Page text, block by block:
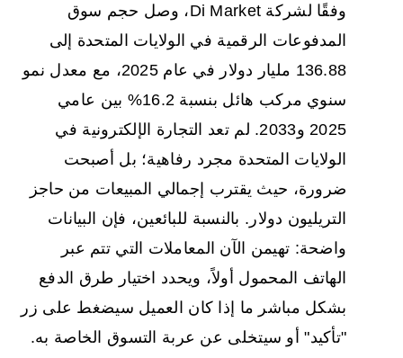
وفقًا لشركة Di Market، وصل حجم سوق
المدفوعات الرقمية في الولايات المتحدة إلى
136.88 مليار دولار في عام 2025، مع معدل نمو
سنوي مركب هائل بنسبة 16.2% بين عامي
2025 و2033. لم تعد التجارة الإلكترونية في
الولايات المتحدة مجرد رفاهية؛ بل أصبحت
ضرورة، حيث يقترب إجمالي المبيعات من حاجز
التريليون دولار. بالنسبة للبائعين، فإن البيانات
واضحة: تهيمن الآن المعاملات التي تتم عبر
الهاتف المحمول أولاً، ويحدد اختيار طرق الدفع
بشكل مباشر ما إذا كان العميل سيضغط على زر
"تأكيد" أو سيتخلى عن عربة التسوق الخاصة به.